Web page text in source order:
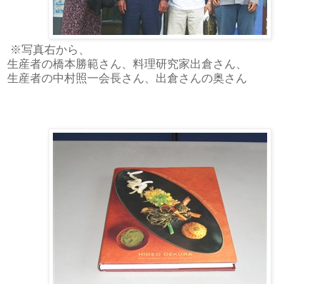
※写真右から、
生産者の橋本勝範さん、料理研究家出倉さん、
生産者の中村照一会長さん、出倉さんの奥さん